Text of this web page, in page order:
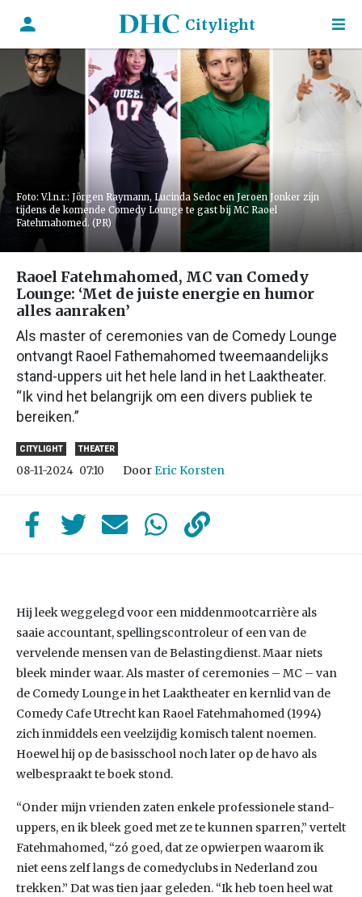
Citylight
Foto: V.l.n.r.: Jörgen Raymann, Lucinda Sedoc en Jeroen Jonker zijn
tijdens de komende Comedy Lounge te gast bij MC Raoel
Fatehmahomed. (PR)
Raoel Fatehmahomed, MC van Comedy
Lounge: ‘Met de juiste energie en humor
alles aanraken’
Als master of ceremonies van de Comedy Lounge
ontvangt Raoel Fathemahomed tweemaandelijks
stand-uppers uit het hele land in het Laaktheater.
“Ik vind het belangrijk om een divers publiek te
bereiken.”
CITYLIGHT THEATER
08-11-2024 07:10 DoorEric Korsten
Hij leek weggelegd voor een middenmootcarrière als
saaie accountant, spellingscontroleur of een van de
vervelende mensen van de Belastingdienst. Maar niets
bleek minder waar. Als master of ceremonies – MC – van
de Comedy Lounge in het Laaktheater en kernlid van de
Comedy Cafe Utrecht kan Raoel Fatehmahomed (1994)
zich inmiddels een veelzijdig komisch talent noemen.
Hoewel hij op de basisschool noch later op de havo als
welbespraakt te boek stond.
“Onder mijn vrienden zaten enkele professionele stand-
uppers, en ik bleek goed met ze te kunnen sparren,” vertelt
Fatehmahomed, “zó goed, dat ze opwierpen waarom ik
niet eens zelf langs de comedyclubs in Nederland zou
trekken.” Dat was tien jaar geleden. “Ik heb toen heel wat